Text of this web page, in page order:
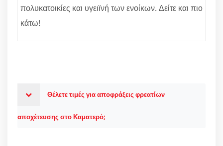
πολυκατοικίες και υγειϊνή των ενοίκων. Δείτε και πιο
κάτω!
Θέλετε τιμές για αποφράξεις φρεατίων
αποχέτευσης στο Καματερό;